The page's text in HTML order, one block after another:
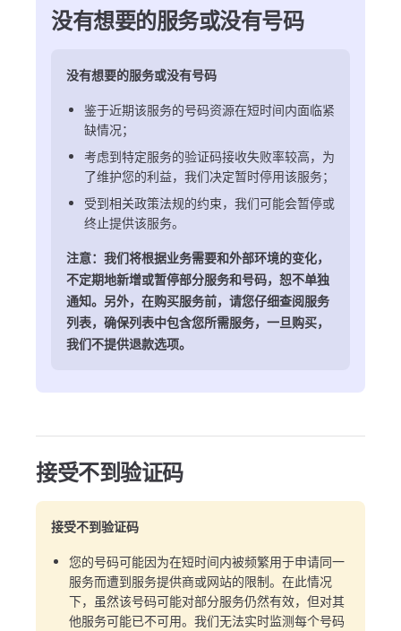
没有想要的服务或没有号码
没有想要的服务或没有号码
鉴于近期该服务的号码资源在短时间内面临紧
缺情况；
考虑到特定服务的验证码接收失败率较高，为
了维护您的利益，我们决定暂时停用该服务；
受到相关政策法规的约束，我们可能会暂停或
终止提供该服务。
注意：我们将根据业务需要和外部环境的变化，
不定期地新增或暂停部分服务和号码，恕不单独
通知。另外，在购买服务前，请您仔细查阅服务
列表，确保列表中包含您所需服务，一旦购买，
我们不提供退款选项。
接受不到验证码
接受不到验证码
您的号码可能因为在短时间内被频繁用于申请同一
服务而遭到服务提供商或网站的限制。在此情况
下，虽然该号码可能对部分服务仍然有效，但对其
他服务可能已不可用。我们无法实时监测每个号码